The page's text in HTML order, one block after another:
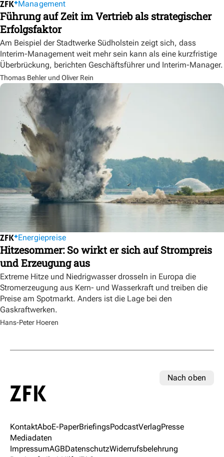
Management
Führung auf Zeit im Vertrieb als strategischer
Erfolgsfaktor
Am Beispiel der Stadtwerke Südholstein zeigt sich, dass
Interim-Management weit mehr sein kann als eine kurzfristige
Überbrückung, berichten Geschäftsführer und Interim-Manager.
Thomas Behler und Oliver Rein
Energiepreise
Hitzesommer: So wirkt er sich auf Strompreis
und Erzeugung aus
Extreme Hitze und Niedrigwasser drosseln in Europa die
Stromerzeugung aus Kern- und Wasserkraft und treiben die
Preise am Spotmarkt. Anders ist die Lage bei den
Gaskraftwerken.
Hans-Peter Hoeren
Nach oben
KontaktAboE-PaperBriefingsPodcastVerlagPresse
Mediadaten
ImpressumAGBDatenschutzWiderrufsbelehrung